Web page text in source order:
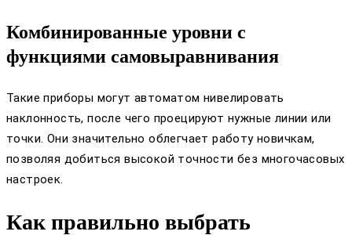
Комбинированные уровни с
функциями самовыравнивания
Такие приборы могут автоматом нивелировать
наклонность, после чего проецируют нужные линии или
точки. Они значительно облегчает работу новичкам,
позволяя добиться высокой точности без многочасовых
настроек.
Как правильно выбрать